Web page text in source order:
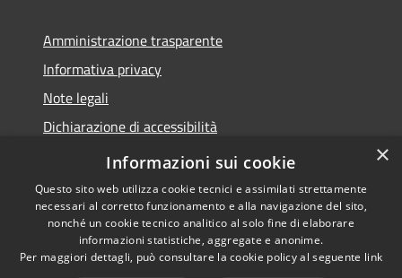
Amministrazione trasparente
Informativa privacy
Note legali
Dichiarazione di accessibilità
Piano di miglioramento del sito
Accessibilità
Copyright © 2026 • Comune di
Dalmine • Powered by
×
Informazioni sui cookie
Questo sito web utilizza cookie tecnici e assimilati strettamente
necessari al corretto funzionamento e alla navigazione del sito,
nonché un cookie tecnico analitico al solo fine di elaborare
informazioni statistiche, aggregate e anonime.
Per maggiori dettagli, può consultare la cookie policy al seguente link